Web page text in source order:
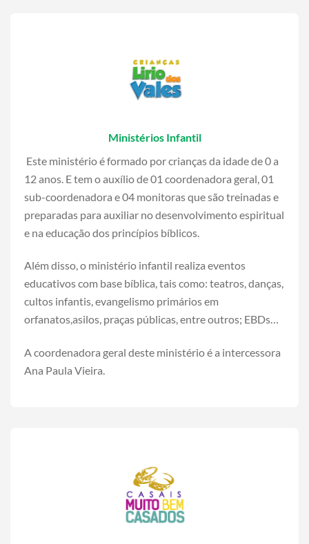
Ministérios Infantil
Este ministério é formado por crianças da idade de 0 a
12 anos. E tem o auxílio de 01 coordenadora geral, 01
sub-coordenadora e 04 monitoras que são treinadas e
preparadas para auxiliar no desenvolvimento espiritual
e na educação dos princípios bíblicos.
Além disso, o ministério infantil realiza eventos
educativos com base bíblica, tais como: teatros, danças,
cultos infantis, evangelismo primários em
orfanatos,asilos, praças públicas, entre outros; EBDs…
A coordenadora geral deste ministério é a intercessora
Ana Paula Vieira.